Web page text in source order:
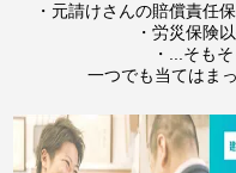
・元請けさんの賠償責任
・労災保険
・...そも
一つでも当てはま